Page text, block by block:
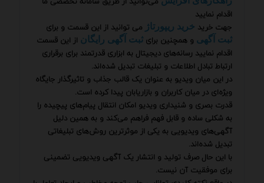
اقدام نمایید
جهت خرید خرید ریپورتاژ می توانید از این قسمت و برای
ثبت آگهی و همچنین برای ثبت آگهی رایگان از این قسمت
اقدام نمایید رسانه‌های دیجیتال به ابزاری قدرتمند برای برقراری
ارتباط تبادل اطلاعات و تبلیغات تبدیل شده‌اند.
در این میان ویدیو به عنوان یک قالب جذاب و تاثیرگذار جایگاه
ویژه‌ای در میان کاربران و بازاریابان پیدا کرده است.
قدرت بصری و شنیداری ویدیو امکان انتقال پیام‌های پیچیده را
به شکلی ساده و قابل فهم فراهم می‌کند و به همین دلیل
آگهی‌های ویدیویی به یکی از موثرترین روش‌های تبلیغاتی
تبدیل شده‌اند.
با این حال صرف تولید و انتشار یک آگهی ویدیویی تضمینی
برای موفقیت آن نیست.